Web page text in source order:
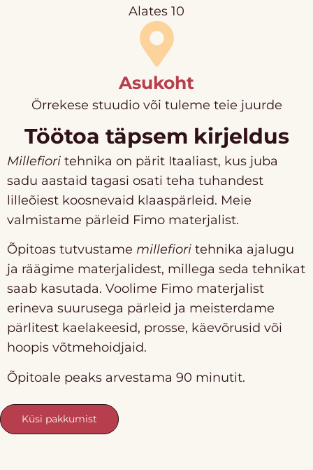
Alates 10
Asukoht
Örrekese stuudio või tuleme teie juurde
Töötoa täpsem kirjeldus
Millefiori tehnika on pärit Itaaliast, kus juba
sadu aastaid tagasi osati teha tuhandest
lilleõiest koosnevaid klaaspärleid. Meie
valmistame pärleid Fimo materjalist.
Õpitoas tutvustame millefiori tehnika ajalugu
ja räägime materjalidest, millega seda tehnikat
saab kasutada. Voolime Fimo materjalist
erineva suurusega pärleid ja meisterdame
pärlitest kaelakeesid, prosse, käevõrusid või
hoopis võtmehoidjaid.
Õpitoale peaks arvestama 90 minutit.
Küsi pakkumist